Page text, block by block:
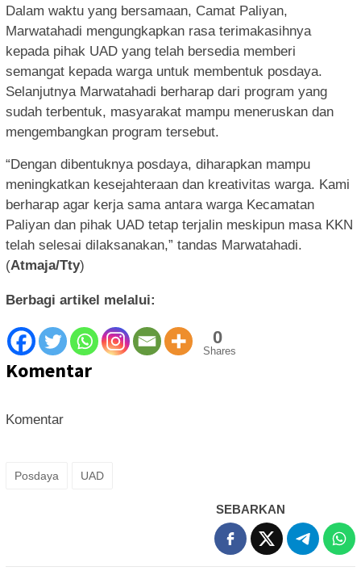
Dalam waktu yang bersamaan, Camat Paliyan,
Marwatahadi mengungkapkan rasa terimakasihnya
kepada pihak UAD yang telah bersedia memberi
semangat kepada warga untuk membentuk posdaya.
Selanjutnya Marwatahadi berharap dari program yang
sudah terbentuk, masyarakat mampu meneruskan dan
mengembangkan program tersebut.
“Dengan dibentuknya posdaya, diharapkan mampu
meningkatkan kesejahteraan dan kreativitas warga. Kami
berharap agar kerja sama antara warga Kecamatan
Paliyan dan pihak UAD tetap terjalin meskipun masa KKN
telah selesai dilaksanakan,” tandas Marwatahadi.
(Atmaja/Tty)
Berbagi artikel melalui:
0
Shares
Komentar
Komentar
Posdaya UAD
SEBARKAN